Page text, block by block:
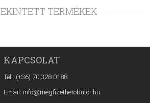
TERMÉKEK
KAPCSOLAT
Tel.: (+36) 70 328 0188
Email: info@megfizethetobutor.hu